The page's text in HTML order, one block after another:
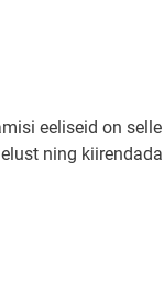
eeliseid on
ning